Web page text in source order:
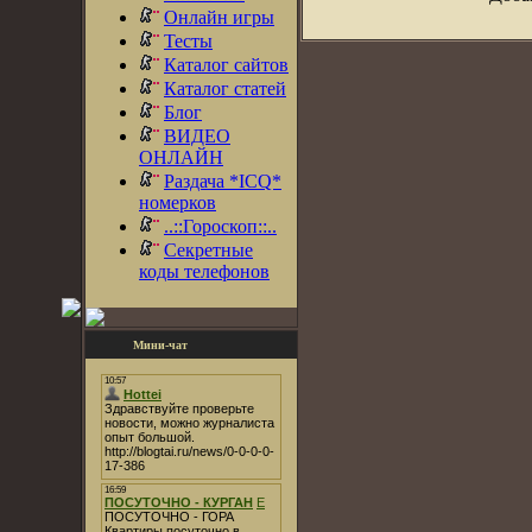
Онлайн игры
Тесты
Каталог сайтов
Каталог статей
Блог
ВИДЕО
ОНЛАЙН
Раздача *ICQ*
номерков
..::Гороскоп::..
Секретные
коды телефонов
Мини-чат